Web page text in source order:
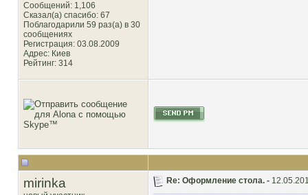
Сообщений: 1,106
Сказал(а) спасибо: 67
Поблагодарили 59 раз(а) в 30
сообщениях
Регистрация: 03.08.2009
Адрес: Киев
Рейтинг: 314
mirinka Re: Оформление стола. -